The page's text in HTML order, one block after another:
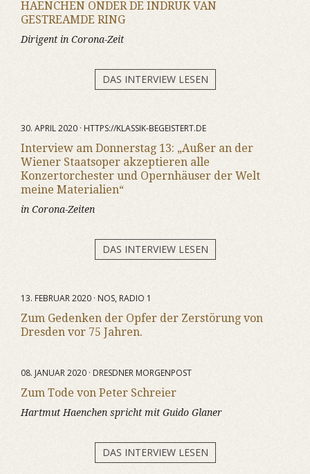
HAENCHEN ONDER DE INDRUK VAN
GESTREAMDE RING
Dirigent in Corona-Zeit
DAS INTERVIEW LESEN
30. APRIL 2020 · HTTPS://KLASSIK-BEGEISTERT.DE
Interview am Donnerstag 13: „Außer an der
Wiener Staatsoper akzeptieren alle
Konzertorchester und Opernhäuser der Welt
meine Materialien“
in Corona-Zeiten
DAS INTERVIEW LESEN
13. FEBRUAR 2020 · NOS, RADIO 1
Zum Gedenken der Opfer der Zerstörung von
Dresden vor 75 Jahren.
08. JANUAR 2020 · DRESDNER MORGENPOST
Zum Tode von Peter Schreier
Hartmut Haenchen spricht mit Guido Glaner
DAS INTERVIEW LESEN